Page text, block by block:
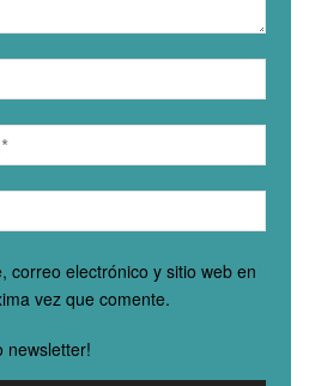
correo electrónico y sitio web en
vez que comente.
newsletter!